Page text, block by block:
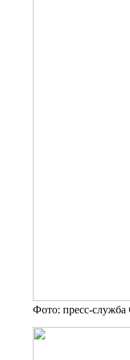
Фото: пресс-